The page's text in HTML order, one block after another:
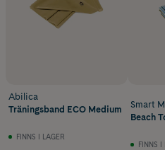
Abilica
Träningsband ECO Medium
FINNS I LAGER
Smart
Beach
FINNS I